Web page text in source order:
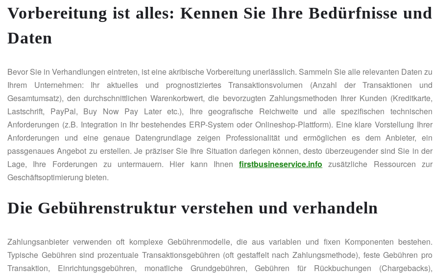
Vorbereitung ist alles: Kennen Sie Ihre Bedürfnisse und
Daten
Bevor Sie in Verhandlungen eintreten, ist eine akribische Vorbereitung unerlässlich. Sammeln Sie alle relevanten Daten zu
Ihrem Unternehmen: Ihr aktuelles und prognostiziertes Transaktionsvolumen (Anzahl der Transaktionen und
Gesamtumsatz), den durchschnittlichen Warenkorbwert, die bevorzugten Zahlungsmethoden Ihrer Kunden (Kreditkarte,
Lastschrift, PayPal, Buy Now Pay Later etc.), Ihre geografische Reichweite und alle spezifischen technischen
Anforderungen (z.B. Integration in Ihr bestehendes ERP-System oder Onlineshop-Plattform). Eine klare Vorstellung Ihrer
Anforderungen und eine genaue Datengrundlage zeigen Professionalität und ermöglichen es dem Anbieter, ein
passgenaues Angebot zu erstellen. Je präziser Sie Ihre Situation darlegen können, desto überzeugender sind Sie in der
Lage, Ihre Forderungen zu untermauern. Hier kann Ihnenfirstbusineservice.info zusätzliche Ressourcen zur
Geschäftsoptimierung bieten.
Die Gebührenstruktur verstehen und verhandeln
Zahlungsanbieter verwenden oft komplexe Gebührenmodelle, die aus variablen und fixen Komponenten bestehen.
Typische Gebühren sind prozentuale Transaktionsgebühren (oft gestaffelt nach Zahlungsmethode), feste Gebühren pro
Transaktion, Einrichtungsgebühren, monatliche Grundgebühren, Gebühren für Rückbuchungen (Chargebacks),